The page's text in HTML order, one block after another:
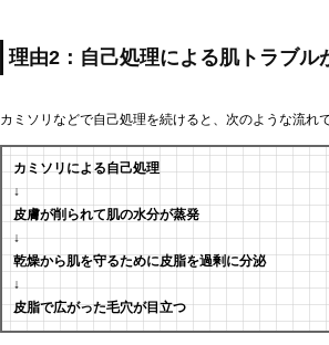
理由2：自己処理による肌トラブル
カミソリなどで自己処理を続けると、次のような流れ
カミソリによる自己処理
↓
皮膚が削られて肌の水分が蒸発
↓
乾燥から肌を守るために皮脂を過剰に分泌
↓
皮脂で広がった毛穴が目立つ